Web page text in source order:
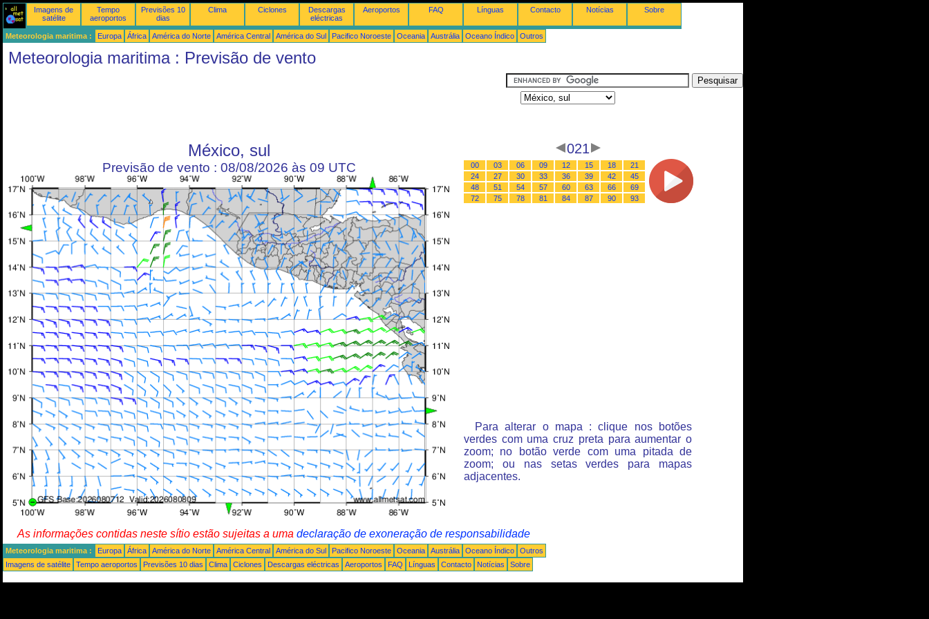
Imagens de
satélite
Tempo
aeroportos
Previsões 10
dias
Clima Ciclones
Descargas
eléctricas
Aeroportos FAQ Línguas Contacto Notícias Sobre
Meteorologia maritima : Europa África América do Norte América Central América do Sul Pacifico Noroeste Oceania Austrália Oceano Índico Outros
Meteorologia maritima : Previsão de vento
México, sul
Previsão de vento : 08/08/2026 às 09 UTC
021
00 03 06 09 12 15 18
21
24
27 30 33 36 39 42
45
48
51 54 57 60 63 66
69
72
75 78 81 84 87 90 93
Para alterar o mapa : clique nos botões
verdes com uma cruz preta para aumentar o
zoom; no botão verde com uma pitada de
zoom; ou nas setas verdes para mapas
adjacentes.
As informações contidas neste sítio estão sujeitas a uma declaração de exoneração de responsabilidade
Meteorologia maritima : Europa África América do Norte América Central América do Sul Pacifico Noroeste Oceania Austrália Oceano Índico
Outros
Imagens de satélite
Tempo aeroportos Previsões 10 dias Clima Ciclones Descargas eléctricas Aeroportos FAQ Línguas Contacto Notícias Sobre